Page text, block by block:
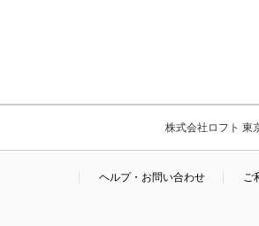
株式会社ロフト 東
ヘルプ・お問い合わせ ご